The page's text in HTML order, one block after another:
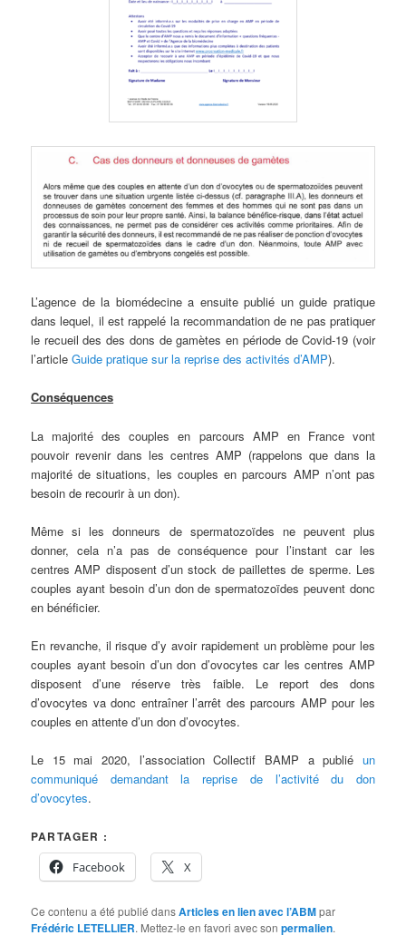
L’agence de la biomédecine a ensuite publié un guide pratique
dans lequel, il est rappelé la recommandation de ne pas pratiquer
le recueil des des dons de gamètes en période de Covid-19 (voir
l’articleGuide pratique sur la reprise des activités d’AMP).
Conséquences
La majorité des couples en parcours AMP en France vont
pouvoir revenir dans les centres AMP (rappelons que dans la
majorité de situations, les couples en parcours AMP n’ont pas
besoin de recourir à un don).
Même si les donneurs de spermatozoïdes ne peuvent plus
donner, cela n’a pas de conséquence pour l’instant car les
centres AMP disposent d’un stock de paillettes de sperme. Les
couples ayant besoin d’un don de spermatozoïdes peuvent donc
en bénéficier.
En revanche, il risque d’y avoir rapidement un problème pour les
couples ayant besoin d’un don d’ovocytes car les centres AMP
disposent d’une réserve très faible. Le report des dons
d’ovocytes va donc entraîner l’arrêt des parcours AMP pour les
couples en attente d’un don d’ovocytes.
Le 15 mai 2020, l’association Collectif BAMP a publié un
communiqué demandant la reprise de l’activité du don
d’ovocytes.
PARTAGER :
Facebook
X
Ce contenu a été publié dansArticles en lien avec l’ABMpar
Frédéric LETELLIER. Mettez-le en favori avec sonpermalien.